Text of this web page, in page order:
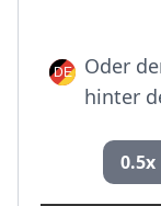
Oder
hinter
0.5x